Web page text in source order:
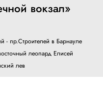
вокзал»
- пр.Строителей в Барнауле
леопард Елисей
лев